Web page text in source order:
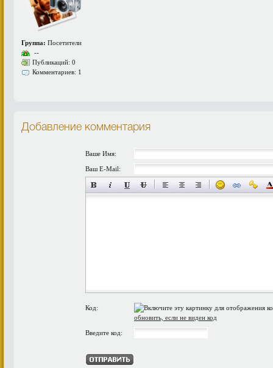
Группа: Посетители
--
Публикаций: 0
Комментариев: 1
Добавление комментария
Ваше Имя:
Ваш E-Mail:
Код:
обновить, если не виден код
Введите код: